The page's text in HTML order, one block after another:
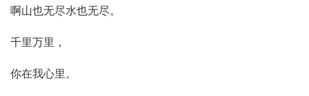
啊山也无尽水也无尽。
千里万里，
你在我心里。